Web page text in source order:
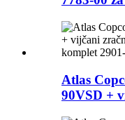
Atlas
90VSD +